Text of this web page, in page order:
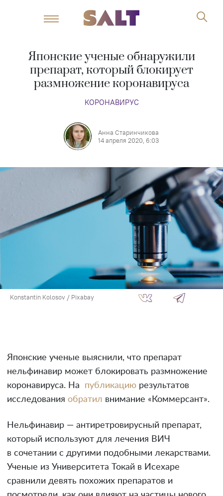
Японские ученые обнаружили
препарат, который блокирует
размножение коронавируса
КОРОНАВИРУС
Анна Старинчикова
14 апреля 2020, 6:03
Konstantin Kolosov / Pixabay
Японские ученые выяснили, что препарат
нельфинавир может блокировать размножение
коронавируса. На
публикацию результатов
исследования обратил внимание «Коммерсант».
Нельфинавир — антиретровирусный препарат,
который используют для лечения ВИЧ
в сочетании с другими подобными лекарствами.
Ученые из Университета Токай в Исехаре
сравнили девять похожих препаратов и